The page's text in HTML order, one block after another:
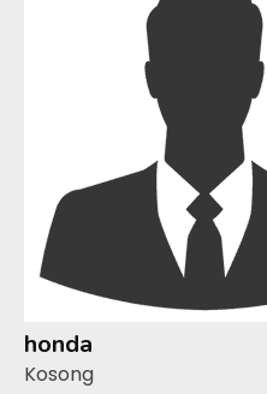
honda
Kosong